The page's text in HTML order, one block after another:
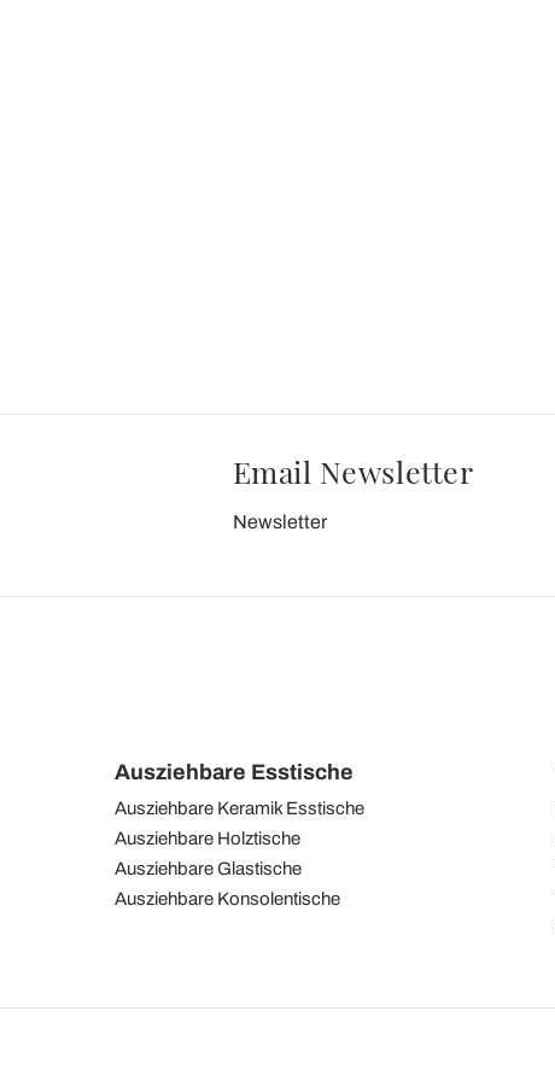
Email Newsletter
Newsletter
Ausziehbare Esstische
Ausziehbare Keramik Esstische
Ausziehbare Holztische
Ausziehbare Glastische
Ausziehbare Konsolentische